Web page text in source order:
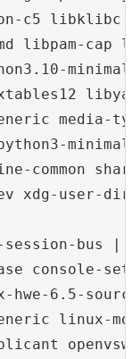
c5 libklibc
libpam-cap
media-
common
xdg-user-
bus |
console-
hwe-6.5-
linux-